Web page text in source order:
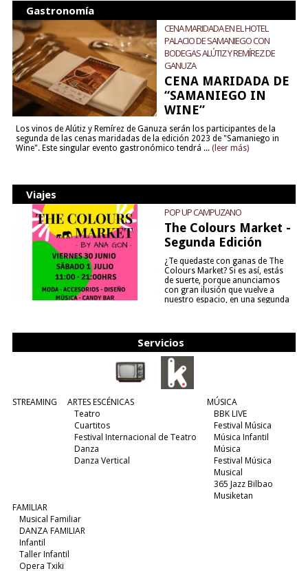
Gastronomía
CENA MARIDADA EN EL HOTEL
PALACIO DE SAMANIEGO CON
BODEGAS ALÚTIZ Y REMÍREZ DE
GANUZA
CENA MARIDADA DE
“SAMANIEGO IN
WINE”
Los vinos de Alútiz y Remírez de Ganuza serán los participantes de la
segunda de las cenas maridadas de la edición 2023 de "Samaniego in
Wine". Este singular evento gastronómico tendrá ... (leer más)
Viajes
POP UP CAMPUZANO
The Colours Market -
Segunda Edición
¿Te quedaste con ganas de The
Colours Market? Si es así, estás
de suerte, porque anunciamos
con gran ilusión que vuelve a
nuestro espacio, en una segunda
Servicios
STREAMING
ARTES ESCÉNICAS
Teatro
Cuartitos
Festival Internacional de Teatro
Danza
Danza Vertical
MÚSICA
BBK LIVE
Festival Música
Música Infantil
Música
Festival Música
Musical
365 Jazz Bilbao
Musiketan
FAMILIAR
Musical Familiar
DANZA FAMILIAR
Infantil
Taller Infantil
Opera Txiki